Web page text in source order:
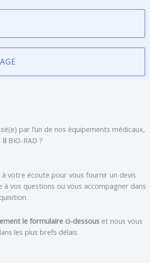
par l’un de nos équipements médicaux,
II BIO-RAD ?
votre écoute pour vous fournir un devis
à vos questions ou vous accompagner dans
le formulaire ci-dessous et nous vous
les plus brefs délais.